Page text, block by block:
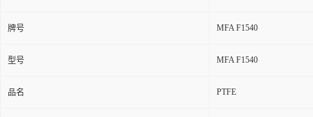
牌号 MFA F1540
型号 MFA F1540
品名 PTFE